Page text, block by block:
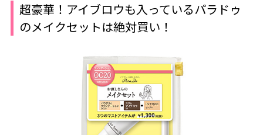
超豪華！アイブロウも入っているパラドゥ
のメイクセットは絶対買い！